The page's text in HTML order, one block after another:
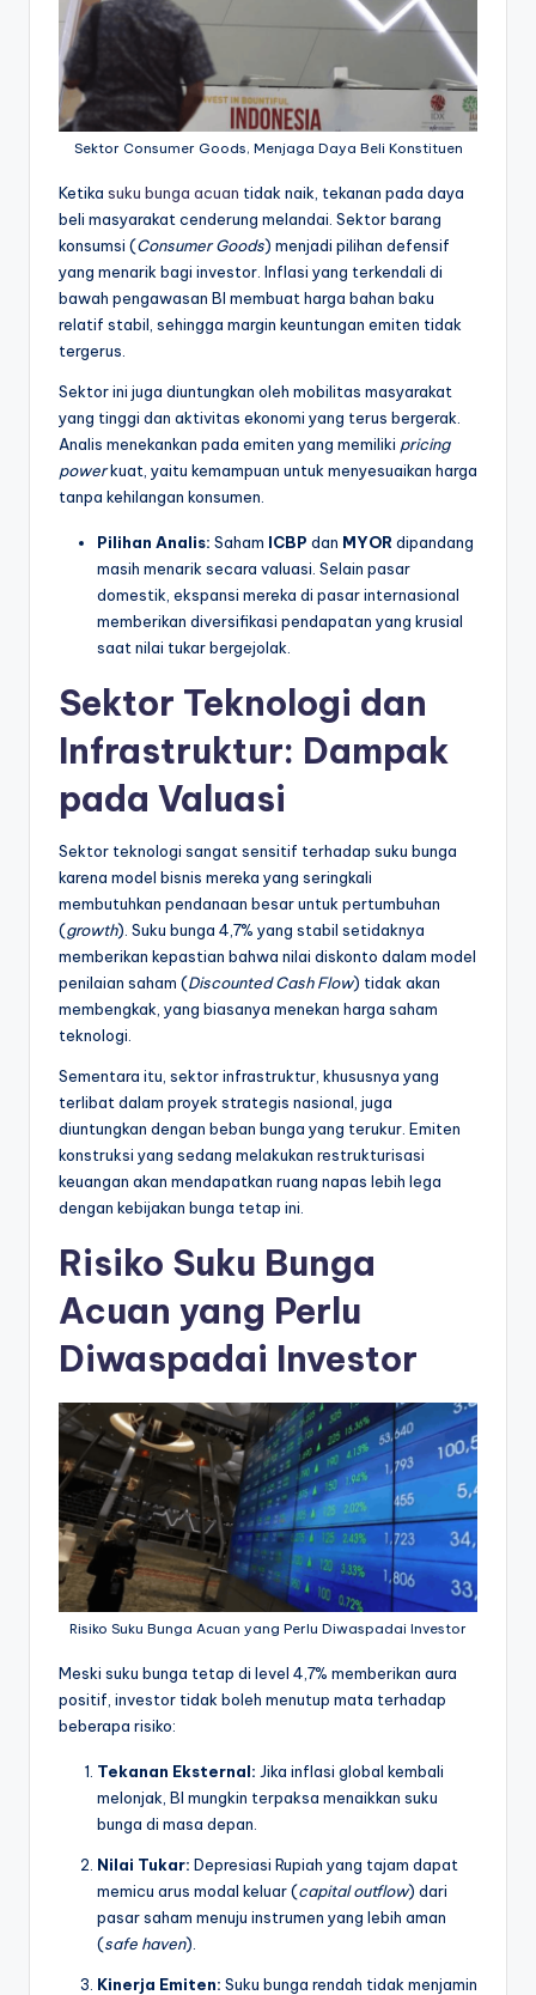
Sektor Consumer Goods, Menjaga Daya Beli Konstituen
Ketika suku bunga acuan tidak naik, tekanan pada daya
beli masyarakat cenderung melandai. Sektor barang
konsumsi (Consumer Goods) menjadi pilihan defensif
yang menarik bagi investor. Inflasi yang terkendali di
bawah pengawasan BI membuat harga bahan baku
relatif stabil, sehingga margin keuntungan emiten tidak
tergerus.
Sektor ini juga diuntungkan oleh mobilitas masyarakat
yang tinggi dan aktivitas ekonomi yang terus bergerak.
Analis menekankan pada emiten yang memiliki pricing
powerkuat, yaitu kemampuan untuk menyesuaikan harga
tanpa kehilangan konsumen.
Pilihan Analis: Saham ICBP dan MYOR dipandang
masih menarik secara valuasi. Selain pasar
domestik, ekspansi mereka di pasar internasional
memberikan diversifikasi pendapatan yang krusial
saat nilai tukar bergejolak.
Sektor Teknologi dan
Infrastruktur: Dampak
pada Valuasi
Sektor teknologi sangat sensitif terhadap suku bunga
karena model bisnis mereka yang seringkali
membutuhkan pendanaan besar untuk pertumbuhan
(growth). Suku bunga 4,7% yang stabil setidaknya
memberikan kepastian bahwa nilai diskonto dalam model
penilaian saham (Discounted Cash Flow) tidak akan
membengkak, yang biasanya menekan harga saham
teknologi.
Sementara itu, sektor infrastruktur, khususnya yang
terlibat dalam proyek strategis nasional, juga
diuntungkan dengan beban bunga yang terukur. Emiten
konstruksi yang sedang melakukan restrukturisasi
keuangan akan mendapatkan ruang napas lebih lega
dengan kebijakan bunga tetap ini.
Risiko Suku Bunga
Acuan yang Perlu
Diwaspadai Investor
Risiko Suku Bunga Acuan yang Perlu Diwaspadai Investor
Meski suku bunga tetap di level 4,7% memberikan aura
positif, investor tidak boleh menutup mata terhadap
beberapa risiko:
Tekanan Eksternal: Jika inflasi global kembali
melonjak, BI mungkin terpaksa menaikkan suku
bunga di masa depan.
Nilai Tukar: Depresiasi Rupiah yang tajam dapat
memicu arus modal keluar (capital outflow) dari
pasar saham menuju instrumen yang lebih aman
(safe haven).
Kinerja Emiten: Suku bunga rendah tidak menjamin